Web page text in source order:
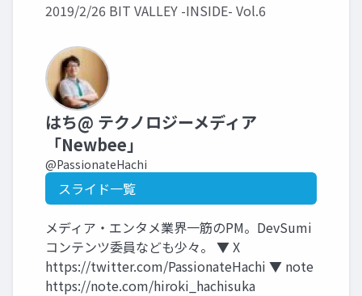
2019/2/26 BIT VALLEY -INSIDE- Vol.6
はち@ テクノロジーメディア
「Newbee」
@PassionateHachi
スライド一覧
メディア・エンタメ業界一筋のPM。DevSumi
コンテンツ委員なども少々。 ▼ X
https://twitter.com/PassionateHachi ▼ note
https://note.com/hiroki_hachisuka